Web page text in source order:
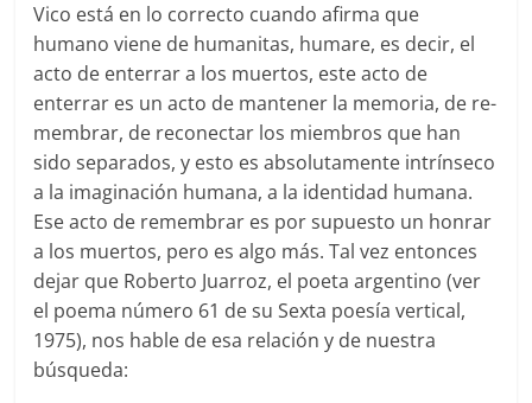
Vico está en lo correcto cuando afirma que
humano viene de humanitas, humare, es decir, el
acto de enterrar a los muertos, este acto de
enterrar es un acto de mantener la memoria, de re-
membrar, de reconectar los miembros que han
sido separados, y esto es absolutamente intrínseco
a la imaginación humana, a la identidad humana.
Ese acto de remembrar es por supuesto un honrar
a los muertos, pero es algo más. Tal vez entonces
dejar que Roberto Juarroz, el poeta argentino (ver
el poema número 61 de su Sexta poesía vertical,
1975), nos hable de esa relación y de nuestra
búsqueda: